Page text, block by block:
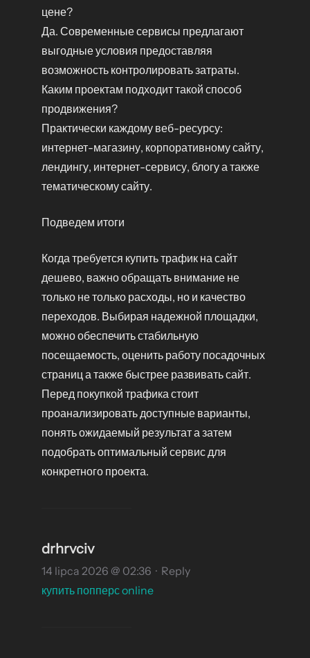
цене?
Да. Современные сервисы предлагают
выгодные условия предоставляя
возможность контролировать затраты.
Каким проектам подходит такой способ
продвижения?
Практически каждому веб-ресурсу:
интернет-магазину, корпоративному сайту,
лендингу, интернет-сервису, блогу а также
тематическому сайту.
Подведем итоги
Когда требуется купить трафик на сайт
дешево, важно обращать внимание не
только не только расходы, но и качество
переходов. Выбирая надежной площадки,
можно обеспечить стабильную
посещаемость, оценить работу посадочных
страниц а также быстрее развивать сайт.
Перед покупкой трафика стоит
проанализировать доступные варианты,
понять ожидаемый результат а затем
подобрать оптимальный сервис для
конкретного проекта.
drhrvciv
14 lipca 2026 @ 02:36 · Reply
купить попперс online